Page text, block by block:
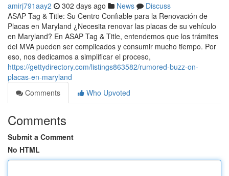
amirj791aay2 302 days ago News
Discuss
ASAP Tag & Title: Su Centro Confiable para la Renovación de
Placas en Maryland ¿Necesita renovar las placas de su vehículo
en Maryland? En ASAP Tag & Title, entendemos que los trámites
del MVA pueden ser complicados y consumir mucho tiempo. Por
eso, nos dedicamos a simplificar el proceso,
https://gettydirectory.com/listings863582/rumored-buzz-on-
placas-en-maryland
Comments
Who Upvoted
Comments
Submit a Comment
No HTML